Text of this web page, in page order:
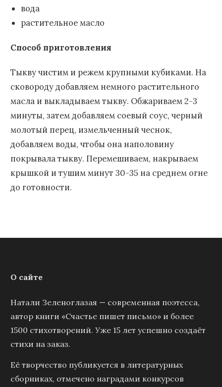
вода
растительное масло
Способ приготовления
Тыкву чистим и режем крупными кубиками. На
сковороду добавляем немного растительного
масла и выкладываем тыкву. Обжариваем 2-3
минуты, затем добавляем соевый соус, черный
молотый перец, измельченный чеснок,
добавляем воды, чтобы она наполовину
покрывала тыкву. Перемешиваем, накрываем
крышкой и тушим минут 30-35 на среднем огне
до готовности.
О сайте
Натали Зеленоглазая — современная поэтесса,
автор книги «Счастье пишет письмо» и более
1500 стихотворений. Уже 15 лет успешно создаёт
стихи на заказ.
Её творчество публикуется в литературных
сборниках, отмечено наградами конкурсов